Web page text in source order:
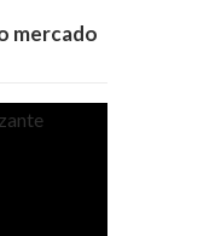
mercado